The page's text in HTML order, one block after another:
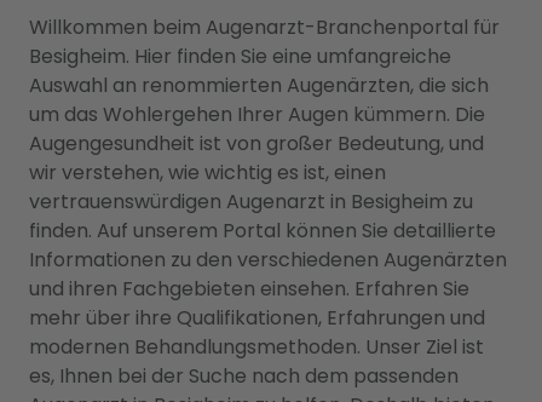
Willkommen beim Augenarzt-Branchenportal für
Besigheim. Hier finden Sie eine umfangreiche
Auswahl an renommierten Augenärzten, die sich
um das Wohlergehen Ihrer Augen kümmern. Die
Augengesundheit ist von großer Bedeutung, und
wir verstehen, wie wichtig es ist, einen
vertrauenswürdigen Augenarzt in Besigheim zu
finden. Auf unserem Portal können Sie detaillierte
Informationen zu den verschiedenen Augenärzten
und ihren Fachgebieten einsehen. Erfahren Sie
mehr über ihre Qualifikationen, Erfahrungen und
modernen Behandlungsmethoden. Unser Ziel ist
es, Ihnen bei der Suche nach dem passenden